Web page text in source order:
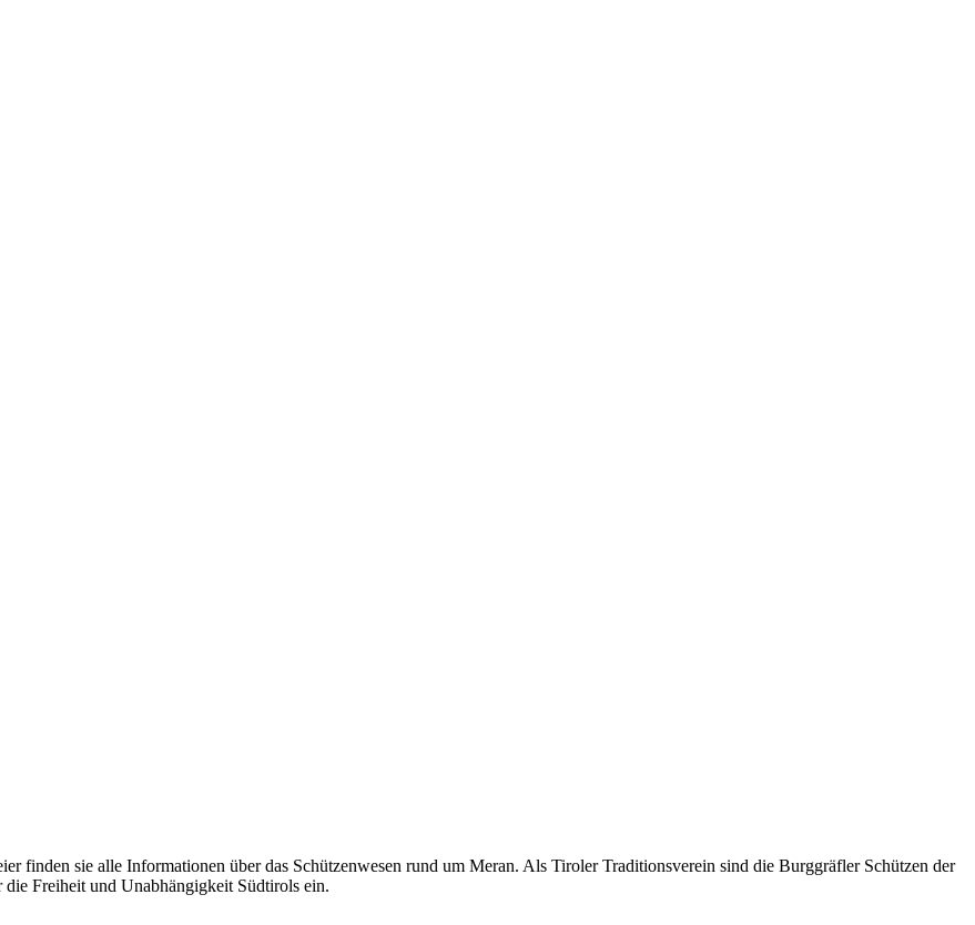
finden sie alle Informationen über das Schützenwesen rund um Meran. Als Tiroler Traditionsverein sind die Burggräfler Schützen der
Freiheit und Unabhängigkeit Südtirols ein.